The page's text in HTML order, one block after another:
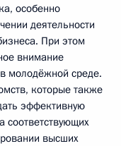
особенно
деятельности
При этом
внимание
молодёжной среде.
которые также
эффективную
соответствующих
высших